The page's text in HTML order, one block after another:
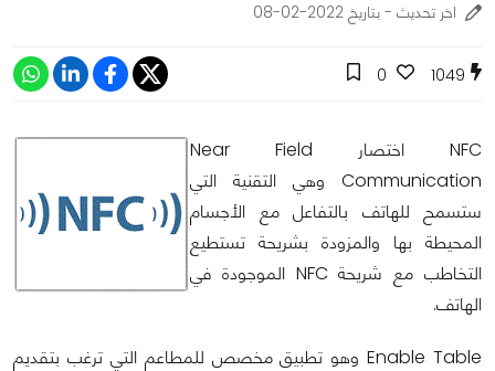
اخر تحديث - بتاريخ 2022-02-08
1049
0
NFC اختصار Near Field
Communication وهي التقنية التي
ستسمح للهاتف بالتفاعل مع الأجسام
المحيطة بها والمزودة بشريحة تستطيع
التخاطب مع شريحة NFC الموجودة في
الهاتف.
Enable Table وهو تطبيق مخصص للمطاعم التي ترغب بتقديم